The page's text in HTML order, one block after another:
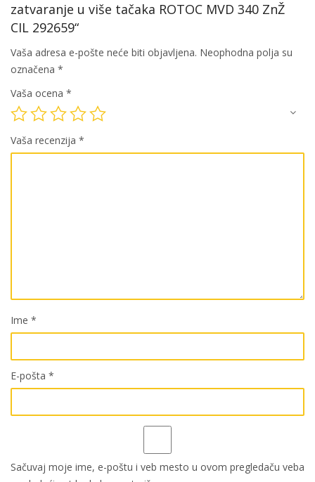
zatvaranje u više tačaka ROTOC MVD 340 ZnŽ
CIL 292659“
Vaša adresa e-pošte neće biti objavljena. Neophodna polja su
označena *
Vaša ocena *
Vaša recenzija *
Ime *
E-pošta *
Sačuvaj moje ime, e-poštu i veb mesto u ovom pregledaču veba